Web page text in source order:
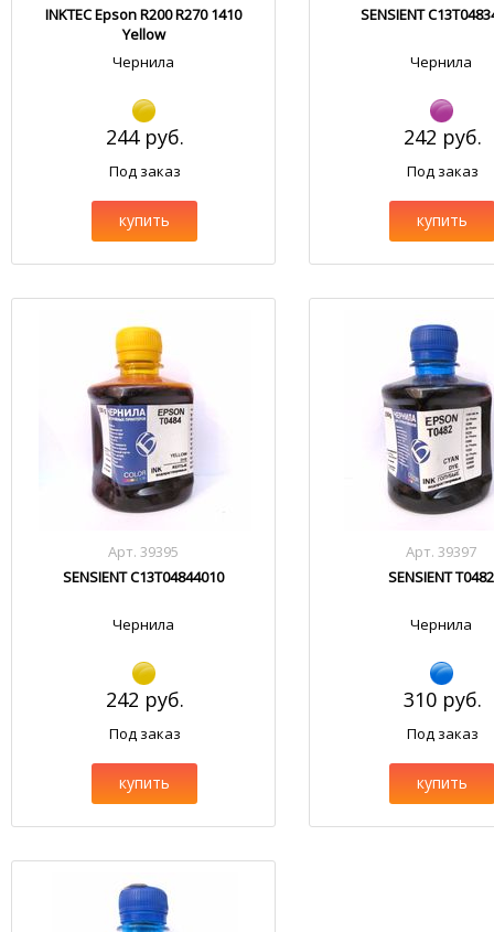
INKTEC Epson R200 R270 1410
Yellow
Чернила
244 руб.
Под заказ
купить
SENSIENT
Чернила
242 руб.
Под заказ
купить
Арт. 39395
SENSIENT C13T04844010
Чернила
242 руб.
Под заказ
купить
Арт. 39397
SENSIENT T0482
Чернила
310 руб.
Под заказ
купить